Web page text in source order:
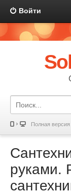
Войти
Полная версия
руками.